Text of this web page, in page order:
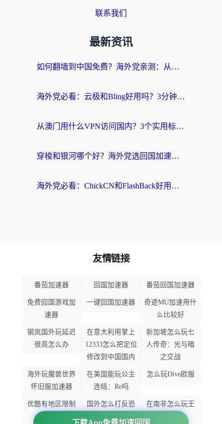
联系我们
最新资讯
如何翻墙到中国免费？海外党亲测：从踩坑到选对加速器的全攻略
海外党必看：云极和Bling好用吗？3分钟教你选对回国加速器
从澳门用什么VPN访问国内？3个实用标准帮你避开坑，无缝刷剧听歌
穿梭和银河哪个好？海外党选回国加速器的避坑指南，附番茄加速器实测体验
海外党必看：ChickCN和FlashBack好用吗？3招教你选对回国加速器（附云极、HomeCN、斧牛vs艾果对比）
友情链接
番茄加速器 回国加速器 番茄回国加速器
免费回国游戏加
速器
一键回国加速器
奇迹MU加速用什
么比较好
钢岚国外玩延迟
很高怎么办
在意大利用掌上
12333怎么把定位
修改到中国国内
新加坡怎么玩七
人传奇：光与暗
之交战
海外玩魔兽世界
怀旧服加速器
在美国能玩公主
连结：Re吗
怎么玩Dive欧服
优酷有地区限制
国外怎么打反恐
精英：全球攻势
在南非怎么玩王